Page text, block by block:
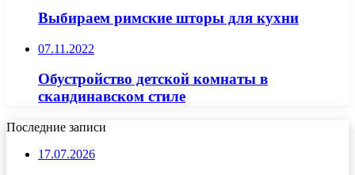
Выбираем римские шторы для кухни
07.11.2022
Обустройство детской комнаты в
скандинавском стиле
Последние записи
17.07.2026